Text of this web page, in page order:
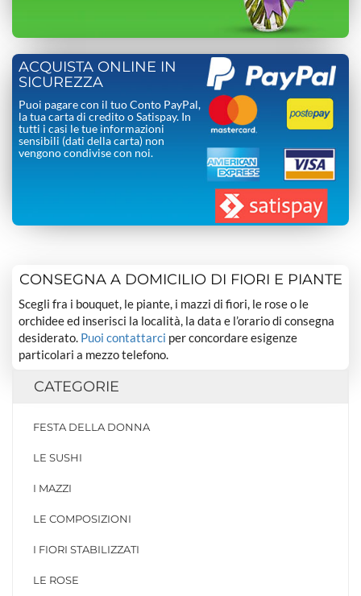
ACQUISTA ONLINE IN
SICUREZZA
Puoi pagare con il tuo Conto PayPal,
la tua carta di credito o Satispay. In
tutti i casi le tue informazioni
sensibili (dati della carta) non
vengono condivise con noi.
CONSEGNA A DOMICILIO DI FIORI E PIANTE
Scegli fra i bouquet, le piante, i mazzi di fiori, le rose o le
orchidee ed inserisci la località, la data e l’orario di consegna
desiderato. Puoi contattarci per concordare esigenze
particolari a mezzo telefono.
CATEGORIE
FESTA DELLA DONNA
LE SUSHI
I MAZZI
LE COMPOSIZIONI
I FIORI STABILIZZATI
LE ROSE